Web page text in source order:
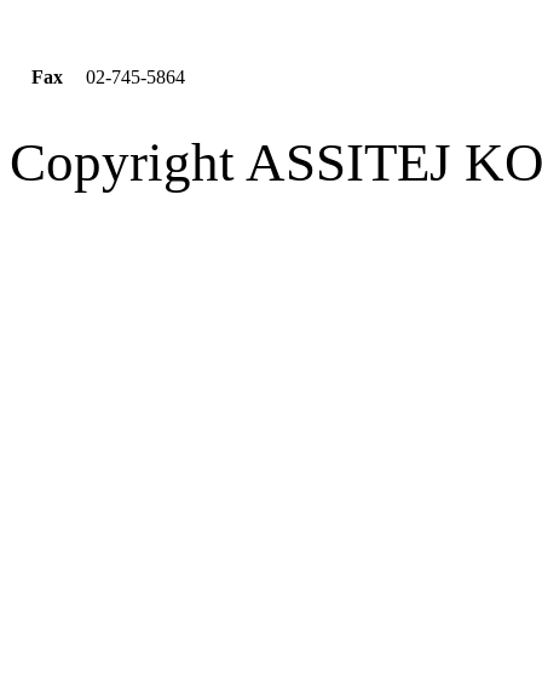
Fax 02-745-5864
Copyright ASSITEJ